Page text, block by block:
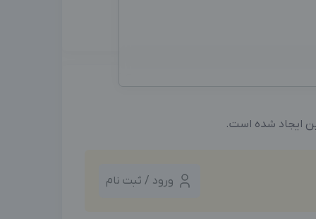
ایجاد شده است.
ورود / ثبت نام